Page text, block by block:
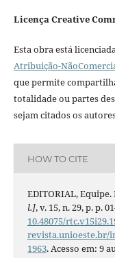
Licença Creative
Esta obra está
Atribuição-
que permite
totalidade ou partes
sejam citados os
HOW TO CITE
EDITORIAL, Equipe.
l.], v. 15, n. 29, p. p.
10.48075/
revista.unioeste.br/
1963. Acesso em: 9